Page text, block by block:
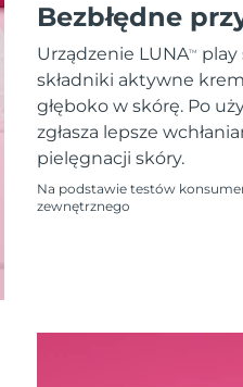
Bezbłędne
Urządzenie LUNATM
play
składniki aktywne
głęboko w skórę. Po
zgłasza lepsze
pielęgnacji skóry.
Na podstawie testów
zewnętrznego